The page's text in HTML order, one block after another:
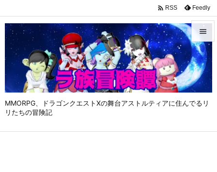
MMORPG、ドラゴンクエストⅩの舞台アストルティアに住んでるリ
リたちの冒険記


メニュ

サイド

 RSS Feedly